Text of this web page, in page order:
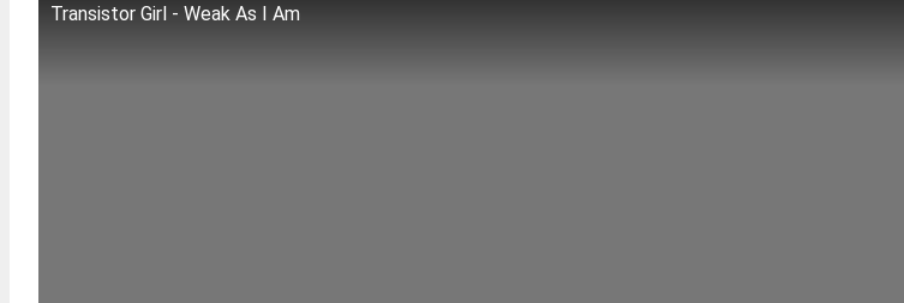
Transistor Girl - Weak As I Am